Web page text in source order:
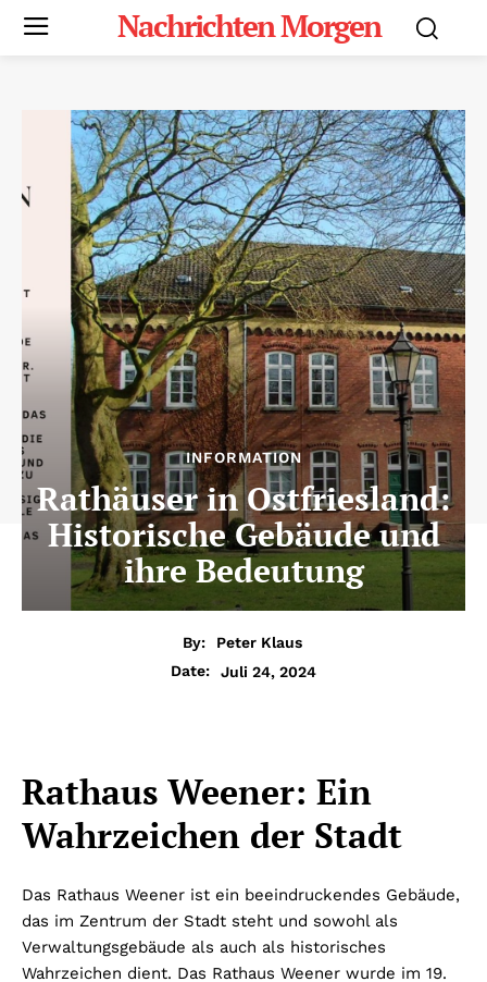
Nachrichten Morgen
INFORMATION
Rathäuser in Ostfriesland:
Historische Gebäude und
ihre Bedeutung
By:
Peter Klaus
Date:
Juli 24, 2024
Rathaus Weener: Ein
Wahrzeichen der Stadt
Das Rathaus Weener ist ein beeindruckendes Gebäude,
das im Zentrum der Stadt steht und sowohl als
Verwaltungsgebäude als auch als historisches
Wahrzeichen dient. Das Rathaus Weener wurde im 19.